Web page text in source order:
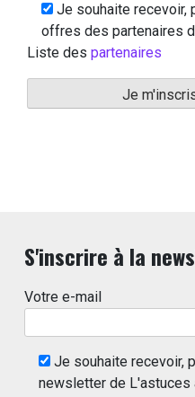
Je souhaite recevoir,
offres des partenaires
Liste des partenaires
S'inscrire à la
Votre e-mail
Je souhaite recevoir,
newsletter de L'astuces